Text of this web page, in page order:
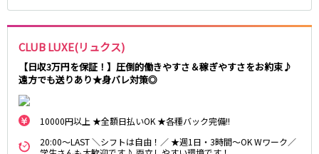
CLUB LUXE(リュクス)
【日収3万円を保証！】圧倒的働きやすさ＆稼ぎやすさをお約束♪
遠方でも送りあり★身バレ対策◎
10000円以上 ★全額日払いOK ★各種バック完備!!
20:00～LAST ＼シフトは自由！／ ★週1日・3時間～OK Wワーク／
埼玉県
川越
所沢
春日部
南浦和
蕨
上尾
東中野駅
飯田橋駅
国立駅
豊田駅
西国分寺駅
四ツ谷駅
新橋駅
池袋駅
上野駅
新宿駅